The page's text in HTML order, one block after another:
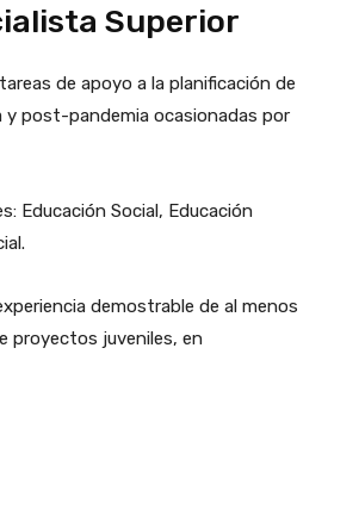
Superior
de apoyo a la planificación de
post-pandemia ocasionadas por
Educación Social, Educación
demostrable de al menos
proyectos juveniles, en